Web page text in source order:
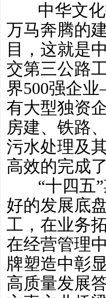
中华文化
万马奔腾的
目，这就是
交第三公路
界500强企
有大型独资
房建、铁路
污水处理及
高效的完成
“十四五”
好的发展底
工，在业务
在经营管理
牌塑造中彰
高质量发展